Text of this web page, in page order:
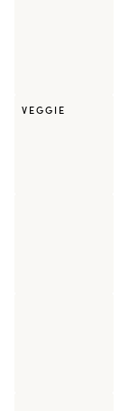
VEGGIE